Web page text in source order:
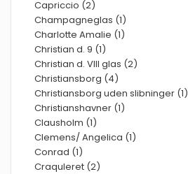
Capriccio (2)
Champagneglas (1)
Charlotte Amalie (1)
Christian d. 9 (1)
Christian d. VIII glas (2)
Christiansborg (4)
Christiansborg uden slibninger (1)
Christianshavner (1)
Clausholm (1)
Clemens/ Angelica (1)
Conrad (1)
Craquleret (2)